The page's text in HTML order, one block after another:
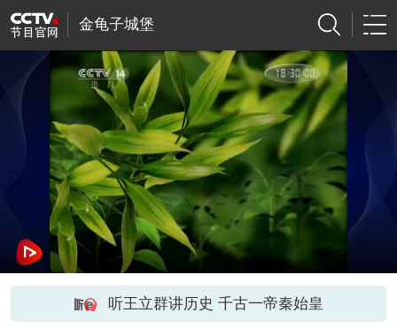
金龟子城堡
听王立群讲历史 千古一帝秦始皇